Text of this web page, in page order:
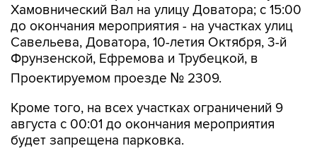
Хамовнический Вал на улицу Доватора; с 15:00
до окончания мероприятия - на участках улиц
Савельева, Доватора, 10-летия Октября, 3-й
Фрунзенской, Ефремова и Трубецкой, в
Проектируемом проезде № 2309.
Кроме того, на всех участках ограничений 9
августа с 00:01 до окончания мероприятия
будет запрещена парковка.